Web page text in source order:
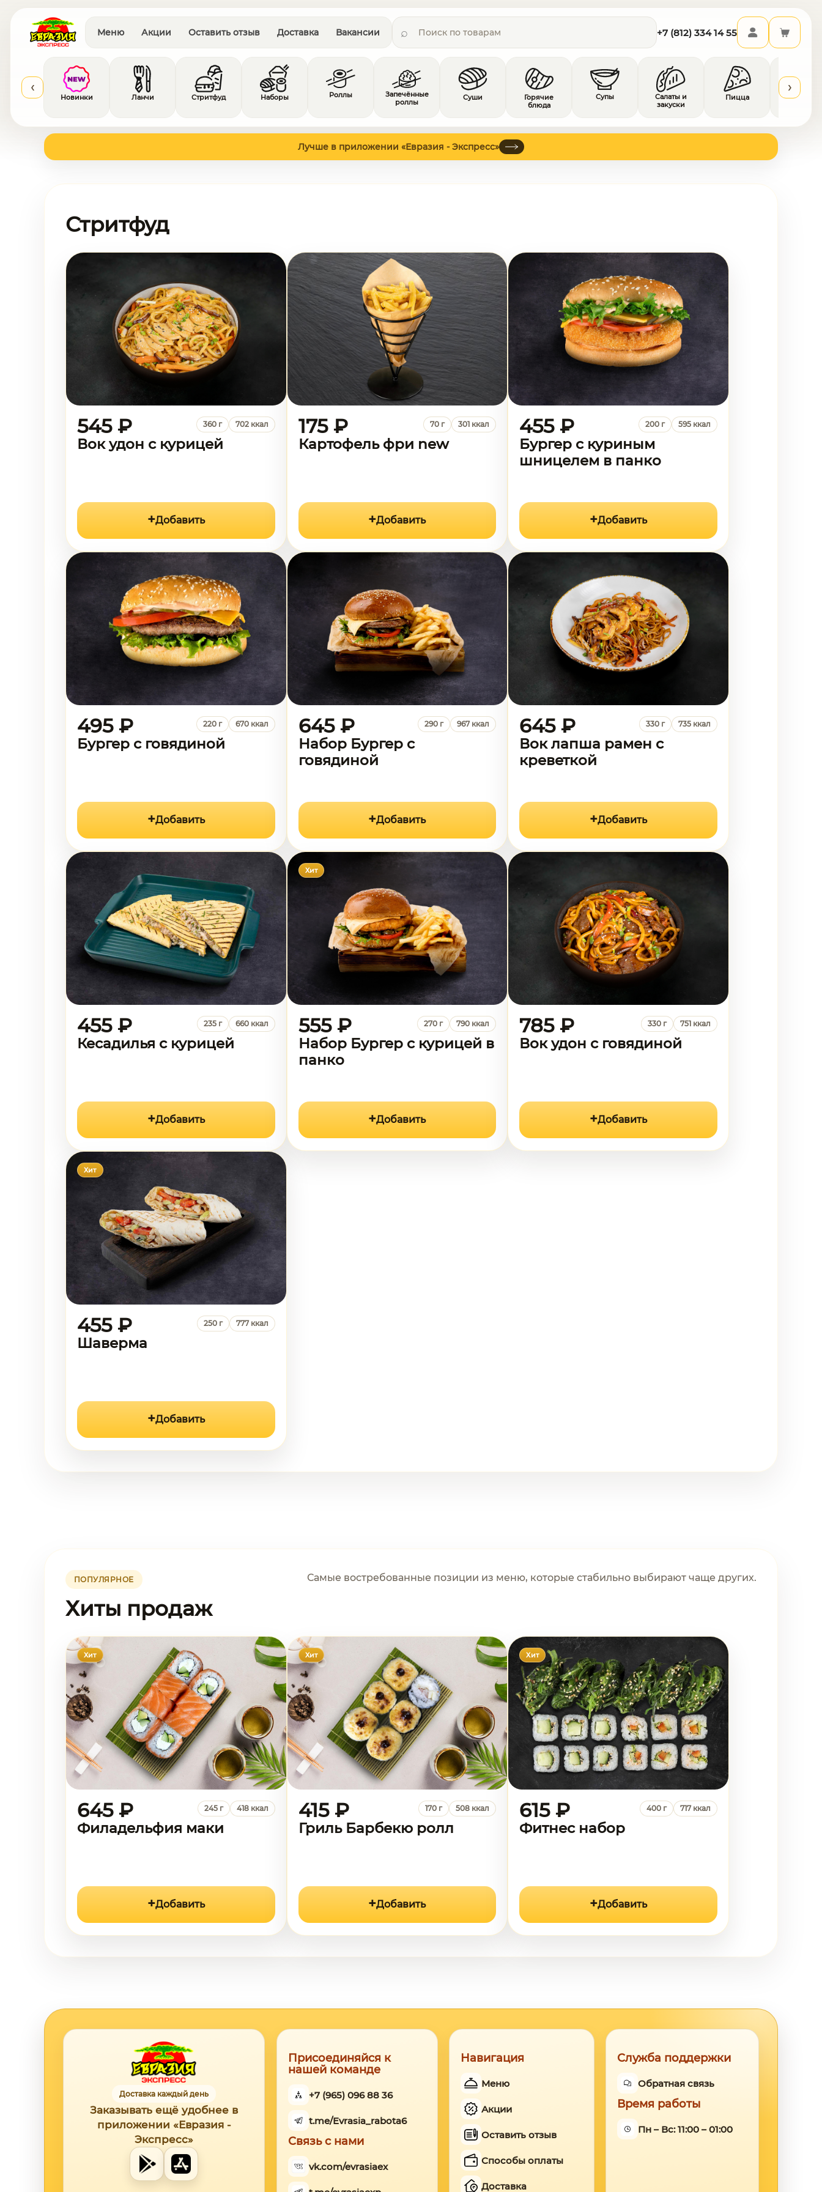
Меню Акции Оставить отзыв Доставка Вакансии +7 (812) 334 14 55
‹
Новинки Ланчи Стритфуд Наборы Роллы
Запечённые
роллы
Суши
Горячие
блюда
Супы
Салаты и
закуски
Пицца
Гарниры и
›
Лучше в приложении «Евразия - Экспресс»
Стритфуд
545 ₽ 360 г 702 ккал
Вок удон с курицей
Добавить
175 ₽ 70 г 301 ккал
Картофель фри new
Добавить
455 ₽ 200 г 595 ккал
Бургер с куриным
шницелем в панко
Добавить
495 ₽ 220 г 670 ккал
Бургер с говядиной
Добавить
645 ₽ 290 г 967 ккал
Набор Бургер с
говядиной
Добавить
645 ₽ 330 г 735 ккал
Вок лапша рамен с
креветкой
Добавить
455 ₽ 235 г 660 ккал
Кесадилья с курицей
Добавить
Хит
555 ₽ 270 г 790 ккал
Набор Бургер с курицей в
панко
Добавить
785 ₽ 330 г 751 ккал
Вок удон с говядиной
Добавить
Хит
455 ₽ 250 г 777 ккал
Шаверма
Добавить
ПОПУЛЯРНОЕ
Хиты продаж
Самые востребованные позиции из меню, которые стабильно выбирают чаще других.
Хит
645 ₽ 245 г 418 ккал
Филадельфия маки
Добавить
Хит
415 ₽ 170 г 508 ккал
Гриль Барбекю ролл
Добавить
Хит
615 ₽ 400 г 717 ккал
Фитнес набор
Добавить
Доставка каждый день
Заказывать ещё удобнее в
приложении «Евразия -
Экспресс»
Присоединяйся к
нашей команде
+7 (965) 096 88 36
t.me/Evrasia_rabota6
Связь с нами
vk.com/evrasiaex
Навигация
Меню
Акции
Оставить отзыв
Способы оплаты
Доставка
Служба поддержки
Обратная связь
Время работы
Пн – Вс: 11:00 – 01:00